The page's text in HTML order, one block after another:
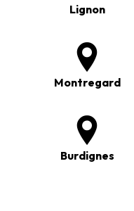
Lignon
Montregard
Burdignes